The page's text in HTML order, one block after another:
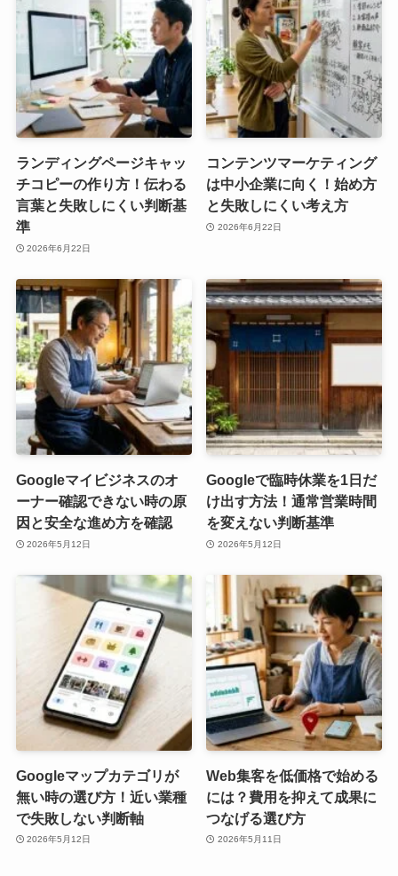
ランディングページキャッ
チコピーの作り方！伝わる
言葉と失敗しにくい判断基
準
2026年6月22日
コンテンツマーケティング
は中小企業に向く！始め方
と失敗しにくい考え方
2026年6月22日
Googleマイビジネスのオ
ーナー確認できない時の原
因と安全な進め方を確認
2026年5月12日
Googleで臨時休業を1日だ
け出す方法！通常営業時間
を変えない判断基準
2026年5月12日
Googleマップカテゴリが
無い時の選び方！近い業種
で失敗しない判断軸
2026年5月12日
Web集客を低価格で始める
には？費用を抑えて成果に
つなげる選び方
2026年5月11日